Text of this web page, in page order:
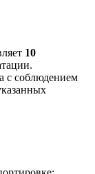
10
с соблюдением